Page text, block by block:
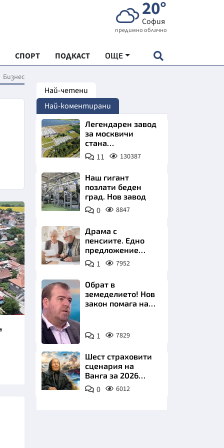
20°
София
предимно облачно
СПОРТ ПОДКАСТ ОЩЕ
"ЧУДЕСАТА НА БЪЛГАРИЯ"
ХРАНА
ИКОНОМИКА
Бизнес
Най-четени
Най-коментирани
Легендарен завод
за москвичи
стана
индустриално
чудо. Позлатява
11 130387
Наш гигант
позлати беден
град. Нов завод
0 8847
Драма с
пенсиите. Едно
предложение
удря над 800 000
българи
1 7952
Снимка:
бТВ
Обрат в
земеделието! Нов
закон помага на
1 7829
Шест страховити
сценария на
Ванга за 2026
година
0 6012